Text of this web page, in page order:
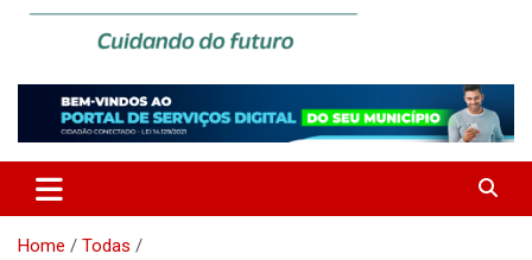
PREFEITURA DE LAGOA DO
PIAUÍ
Home
Todas